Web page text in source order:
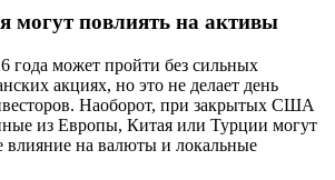
могут повлиять на активы
года может пройти без сильных
акциях, но это не делает день
Наоборот, при закрытых США
из Европы, Китая или Турции могут
влияние на валюты и локальные